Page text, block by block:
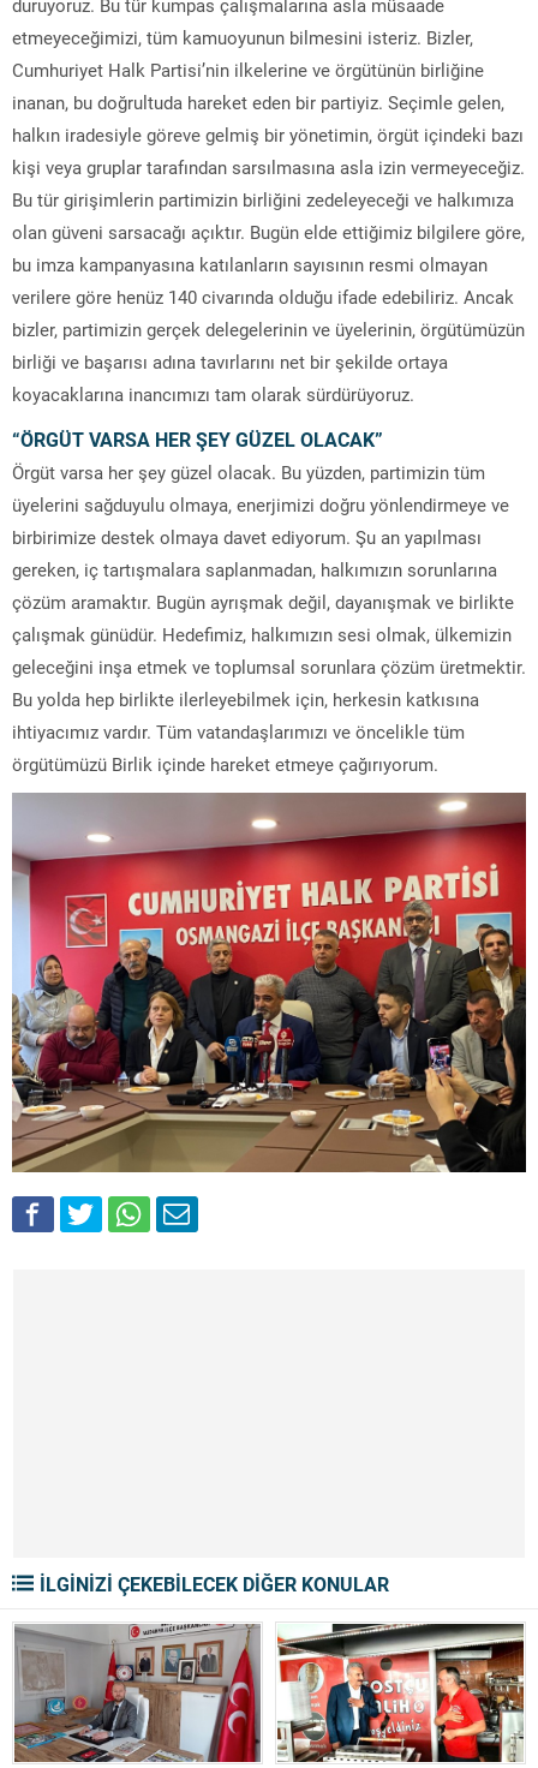
etmeyeceğimizi, tüm kamuoyunun bilmesini isteriz. Bizler,
Cumhuriyet Halk Partisi’nin ilkelerine ve örgütünün birliğine
inanan, bu doğrultuda hareket eden bir partiyiz. Seçimle gelen,
halkın iradesiyle göreve gelmiş bir yönetimin, örgüt içindeki bazı
kişi veya gruplar tarafından sarsılmasına asla izin vermeyeceğiz.
Bu tür girişimlerin partimizin birliğini zedeleyeceği ve halkımıza
olan güveni sarsacağı açıktır. Bugün elde ettiğimiz bilgilere göre,
bu imza kampanyasına katılanların sayısının resmi olmayan
verilere göre henüz 140 civarında olduğu ifade edebiliriz. Ancak
bizler, partimizin gerçek delegelerinin ve üyelerinin, örgütümüzün
birliği ve başarısı adına tavırlarını net bir şekilde ortaya
koyacaklarına inancımızı tam olarak sürdürüyoruz.
“ÖRGÜT VARSA HER ŞEY GÜZEL OLACAK”
Örgüt varsa her şey güzel olacak. Bu yüzden, partimizin tüm
üyelerini sağduyulu olmaya, enerjimizi doğru yönlendirmeye ve
birbirimize destek olmaya davet ediyorum. Şu an yapılması
gereken, iç tartışmalara saplanmadan, halkımızın sorunlarına
çözüm aramaktır. Bugün ayrışmak değil, dayanışmak ve birlikte
çalışmak günüdür. Hedefimiz, halkımızın sesi olmak, ülkemizin
geleceğini inşa etmek ve toplumsal sorunlara çözüm üretmektir.
Bu yolda hep birlikte ilerleyebilmek için, herkesin katkısına
ihtiyacımız vardır. Tüm vatandaşlarımızı ve öncelikle tüm
örgütümüzü Birlik içinde hareket etmeye çağırıyorum.
İLGİNİZİ ÇEKEBİLECEK DİĞER KONULAR